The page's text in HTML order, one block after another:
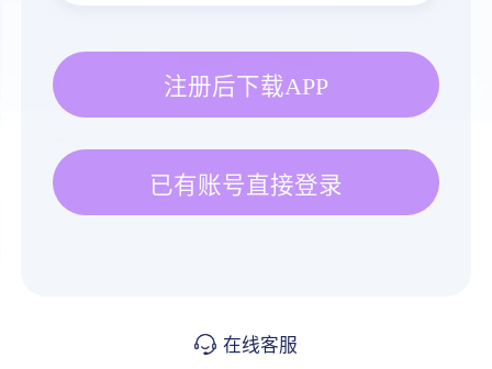
注册后下载APP
已有账号直接登录
在线客服